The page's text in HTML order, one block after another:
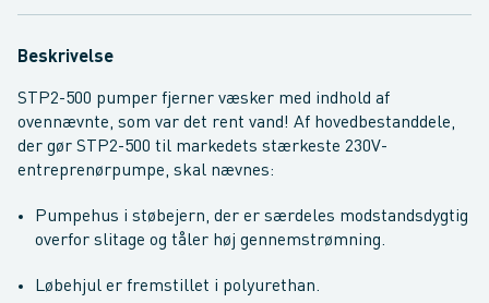
Beskrivelse
STP2-500 pumper fjerner væsker med indhold af
ovennævnte, som var det rent vand! Af hovedbestanddele,
der gør STP2-500 til markedets stærkeste 230V-
entreprenørpumpe, skal nævnes:
Pumpehus i støbejern, der er særdeles modstandsdygtig
overfor slitage og tåler høj gennemstrømning.
Løbehjul er fremstillet i polyurethan.